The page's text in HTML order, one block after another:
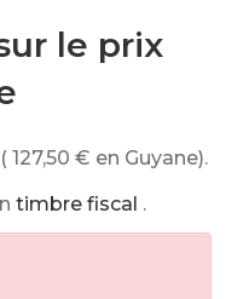
le prix
( 127,50 € en Guyane).
timbre fiscal .